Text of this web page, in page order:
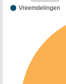
Vreemdelingen